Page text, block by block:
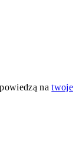
natwoje